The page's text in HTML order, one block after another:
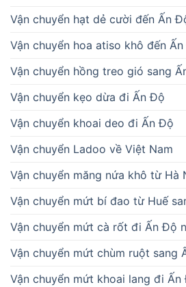
Vận chuyển hạt dẻ cười đến Ấn
Vận chuyển hoa atiso khô đến
Vận chuyển hồng treo gió sang
Vận chuyển kẹo dừa đi Ấn Độ
Vận chuyển khoai deo đi Ấn Độ
Vận chuyển Ladoo về Việt Nam
Vận chuyển măng nứa khô từ Hà
Vận chuyển mứt bí đao từ Huế
Vận chuyển mứt cà rốt đi Ấn Độ
Vận chuyển mứt chùm ruột sang
Vận chuyển mứt khoai lang đi Ấn